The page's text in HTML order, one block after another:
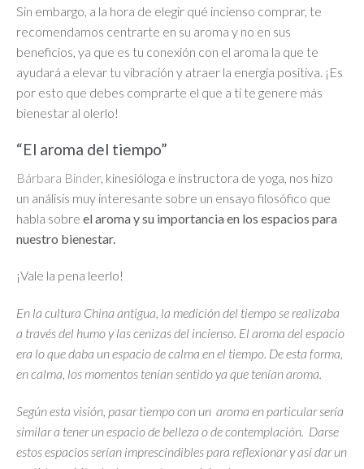
Sin embargo, a la hora de elegir qué incienso comprar, te
recomendamos centrarte en su aroma y no en sus
beneficios, ya que es tu conexión con el aroma la que te
ayudará a elevar tu vibración y atraer la energía positiva. ¡Es
por esto que debes comprarte el que a ti te genere más
bienestar al olerlo!
“El aroma del tiempo”
Bárbara Binder, kinesióloga e instructora de yoga, nos hizo
un análisis muy interesante sobre un ensayo filosófico que
habla sobre el aroma y su importancia en los espacios para
nuestro bienestar.
¡Vale la pena leerlo!
En la cultura China antigua, la medición del tiempo se realizaba
a través del humo y las cenizas del incienso. El aroma del espacio
era lo que daba un espacio de calma en el tiempo. De esta forma,
en calma, los momentos tenían sentido ya que tenían aroma.
Según esta visión, pasar tiempo con un aroma en particular sería
similar a tener un espacio de belleza o de contemplación. Darse
estos espacios serían imprescindibles para reflexionar y así dar un